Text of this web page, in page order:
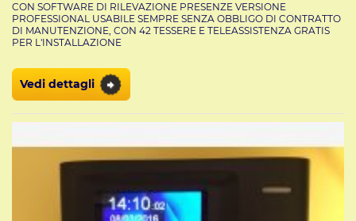
CON SOFTWARE DI RILEVAZIONE PRESENZE VERSIONE
PROFESSIONAL USABILE SEMPRE SENZA OBBLIGO DI CONTRATTO
DI MANUTENZIONE, CON 42 TESSERE E TELEASSISTENZA GRATIS
PER L'INSTALLAZIONE
Vedi dettagli